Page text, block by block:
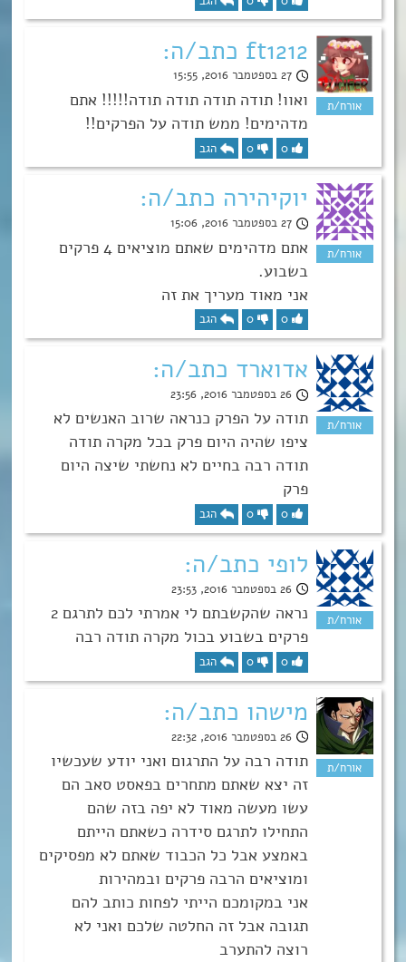
ft1212 כתב/ה:
27 בספטמבר 2016, 15:55
ואוו! תודה תודה תודה תודה!!!!! אתם
מדהימים! ממש תודה על הפרקים!!
0
0 הגב
יוקיהירה כתב/ה:
27 בספטמבר 2016, 15:06
אתם מדהימים שאתם מוציאים 4 פרקים
בשבוע.
אני מאוד מעריך את זה
0
0 הגב
אדוארד כתב/ה:
26 בספטמבר 2016, 23:56
תודה על הפרק כנראה שרוב האנשים לא
ציפו שהיה היום פרק בכל מקרה תודה
תודה רבה בחיים לא נחשתי שיצה היום
פרק
0
0 הגב
לופי כתב/ה:
26 בספטמבר 2016, 23:53
נראה שהקשבתם לי אמרתי לכם לתרגם 2
פרקים בשבוע בכול מקרה תודה רבה
0
0 הגב
מישהו כתב/ה:
26 בספטמבר 2016, 22:32
תודה רבה על התרגום ואני יודע שעכשיו
זה יצא שאתם מתחרים בפאסט סאב הם
עשו מעשה מאוד לא יפה בזה שהם
התחילו לתרגם סידרה כשאתם הייתם
באמצע אבל כל הכבוד שאתם לא מפסיקים
ומוציאים הרבה פרקים ובמהירות
אני במקומכם הייתי לפחות כותב להם
תגובה אבל זה החלטה שלכם ואני לא
רוצה להתערב